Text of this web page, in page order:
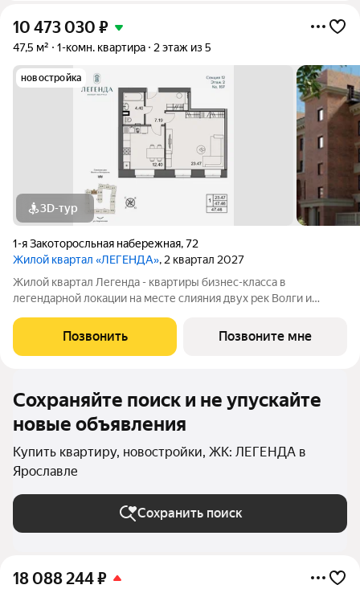
10 473 030 ₽
47,5 м² 1-комн. квартира 2 этаж из 5
новостройка
3D-тур
1-я Закоторосльная набережная,72
Жилой квартал «ЛЕГЕНДА», 2 квартал 2027
Жилой квартал Легенда - квартиры бизнес-класса в
легендарной локации на месте слияния двух рек Волги и
граничит с природным парком на
Позвонить Позвоните мне
Сохраняйте поиск и не упускайте
новые объявления
Купить квартиру, новостройки, ЖК: ЛЕГЕНДА в
Ярославле
Сохранить поиск
18 088 244₽